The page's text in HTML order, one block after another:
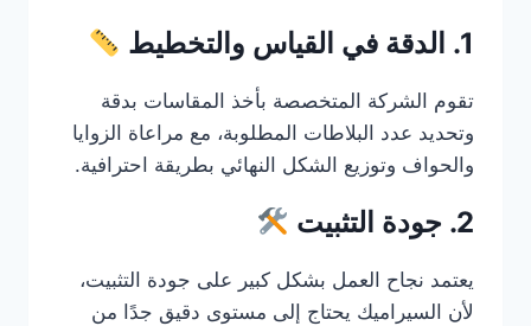
1. الدقة في القياس والتخطيط
تقوم الشركة المتخصصة بأخذ المقاسات بدقة
وتحديد عدد البلاطات المطلوبة، مع مراعاة الزوايا
والحواف وتوزيع الشكل النهائي بطريقة احترافية.
2. جودة التثبيت
يعتمد نجاح العمل بشكل كبير على جودة التثبيت،
لأن السيراميك يحتاج إلى مستوى دقيق جدًا من